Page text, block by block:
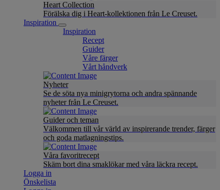
Heart Collection
Förälska dig i Heart-kollektionen från Le Creuset.
Inspiration
Inspiration
Recept
Guider
Våre färger
Vårt håndverk
Nyheter
Se de söta nya minigrytorna och andra spännande
nyheter från Le Creuset.
Guider och teman
Välkommen till vår värld av inspirerande trender, färger
och goda matlagningstips.
Våra favoritrecept
Skäm bort dina smaklökar med våra läckra recept.
Logga in
Önskelista